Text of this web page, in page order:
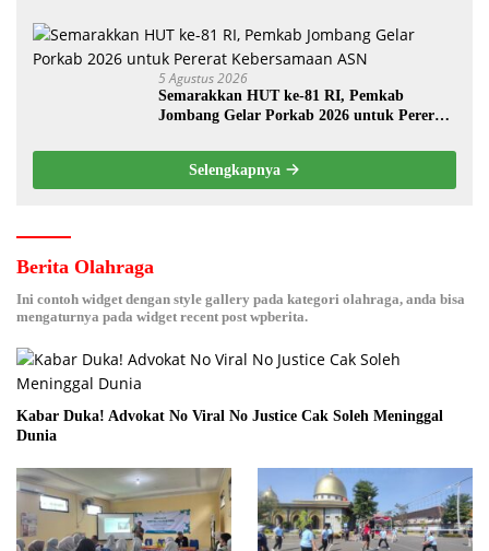
Desa Prangi
5 Agustus 2026
Semarakkan HUT ke-81 RI, Pemkab
Jombang Gelar Porkab 2026 untuk Pererat
Selengkapnya
Berita Olahraga
Ini contoh widget dengan style gallery pada kategori olahraga, anda bisa
mengaturnya pada widget recent post wpberita.
Kabar Duka! Advokat No Viral No Justice Cak Soleh Meninggal
Dunia